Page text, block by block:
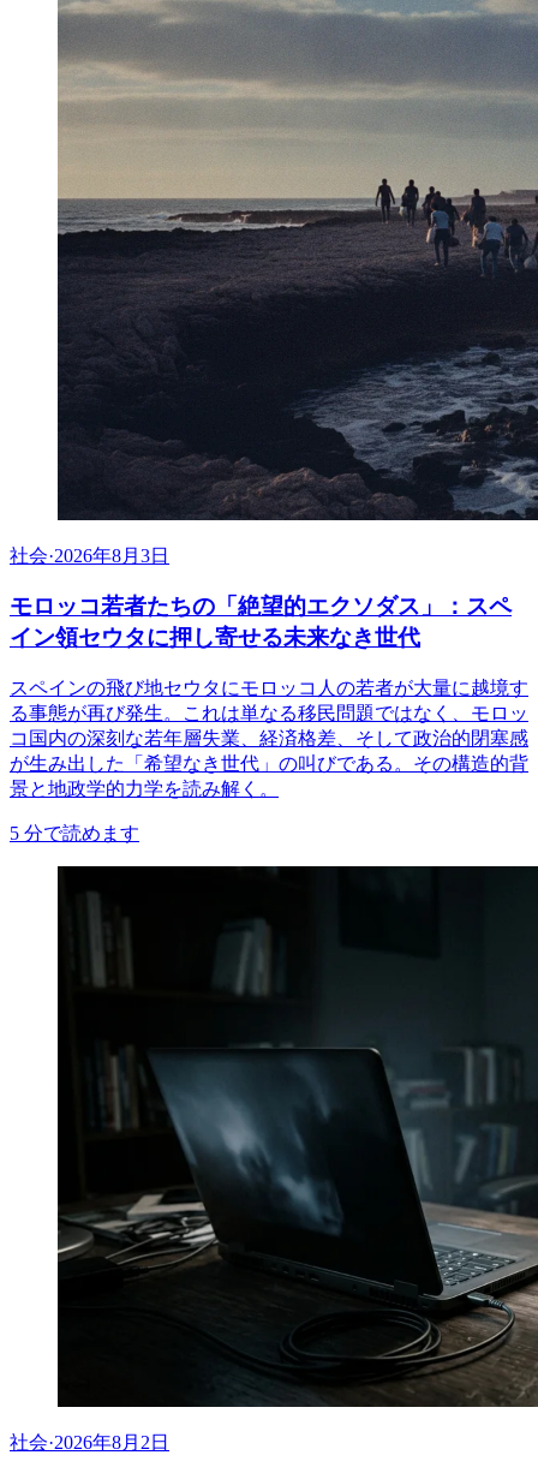
社会·2026年8月3日
モロッコ若者たちの「絶望的エクソダス」：スペ
イン領セウタに押し寄せる未来なき世代
スペインの飛び地セウタにモロッコ人の若者が大量に越境す
る事態が再び発生。これは単なる移民問題ではなく、モロッ
コ国内の深刻な若年層失業、経済格差、そして政治的閉塞感
が生み出した「希望なき世代」の叫びである。その構造的背
景と地政学的力学を読み解く。
5 分で読めます
社会·2026年8月2日